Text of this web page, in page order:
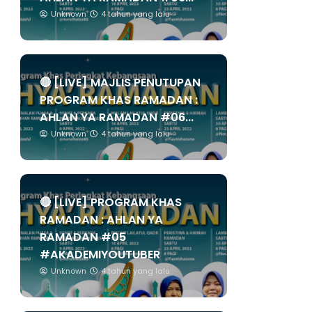
Unknown 4 tahun yang lalu
🔴 [LIVE] MAJLIS PENUTUPAN
PROGRAM KHAS RAMADAN :
AHLAN YA RAMADAN #06...
Unknown 4 tahun yang lalu
🔴 [LIVE] PROGRAM KHAS
RAMADAN : AHLAN YA
RAMADAN #05
#AKADEMIYOUTUBER
Unknown 4 tahun yang lalu